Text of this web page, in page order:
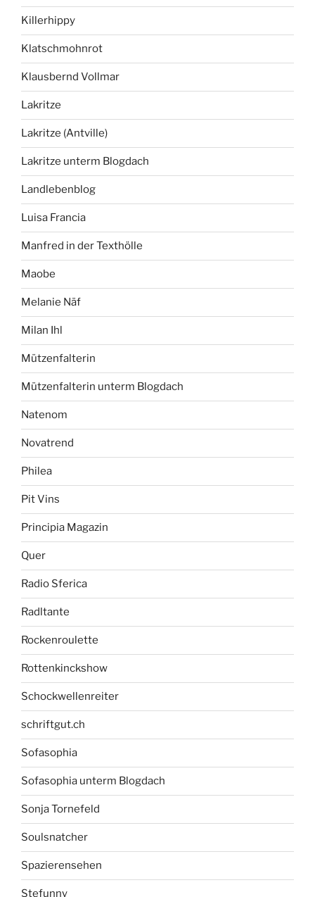
Killerhippy
Klatschmohnrot
Klausbernd Vollmar
Lakritze
Lakritze (Antville)
Lakritze unterm Blogdach
Landlebenblog
Luisa Francia
Manfred in der Texthölle
Maobe
Melanie Näf
Milan Ihl
Mützenfalterin
Mützenfalterin unterm Blogdach
Natenom
Novatrend
Philea
Pit Vins
Principia Magazin
Quer
Radio Sferica
Radltante
Rockenroulette
Rottenkinckshow
Schockwellenreiter
schriftgut.ch
Sofasophia
Sofasophia unterm Blogdach
Sonja Tornefeld
Soulsnatcher
Spazierensehen
Stefunny